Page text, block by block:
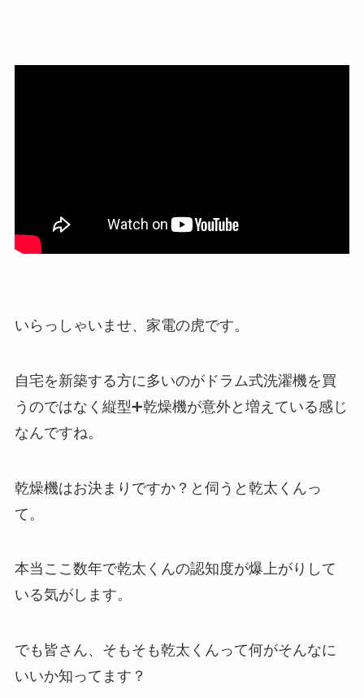
いらっしゃいませ、家電の虎です。
自宅を新築する方に多いのがドラム式洗濯機を買
うのではなく縦型➕乾燥機が意外と増えている感じ
なんですね。
乾燥機はお決まりですか？と伺うと乾太くんっ
て。
本当ここ数年で乾太くんの認知度が爆上がりして
いる気がします。
でも皆さん、そもそも乾太くんって何がそんなに
いいか知ってます？